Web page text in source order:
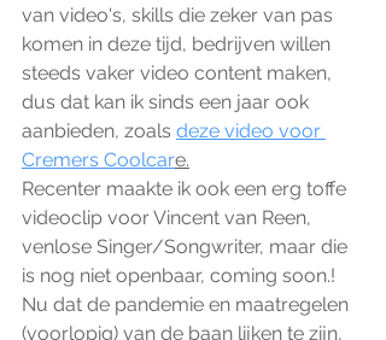
van video's, skills die zeker van pas
komen in deze tijd, bedrijven willen
steeds vaker video content maken,
dus dat kan ik sinds een jaar ook
aanbieden, zoals deze video voor
Cremers Coolcare.
Recenter maakte ik ook een erg toffe
videoclip voor Vincent van Reen,
venlose Singer/Songwriter, maar die
is nog niet openbaar, coming soon.!
Nu dat de pandemie en maatregelen
(voorlopig) van de baan lijken te zijn,